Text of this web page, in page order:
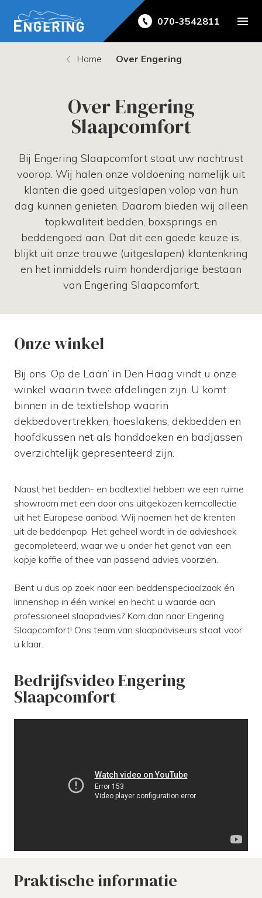
070-3542811
Home Over Engering
Over Engering
Slaapcomfort
Bij Engering Slaapcomfort staat uw nachtrust
voorop. Wij halen onze voldoening namelijk uit
klanten die goed uitgeslapen volop van hun
dag kunnen genieten. Daarom bieden wij alleen
topkwaliteit bedden, boxsprings en
beddengoed aan. Dat dit een goede keuze is,
blijkt uit onze trouwe (uitgeslapen) klantenkring
en het inmiddels ruim honderdjarige bestaan
van Engering Slaapcomfort.
Onze winkel
Bij ons ‘Op de Laan’ in Den Haag vindt u onze
winkel waarin twee afdelingen zijn. U komt
binnen in de textielshop waarin
dekbedovertrekken, hoeslakens, dekbedden en
hoofdkussen net als handdoeken en badjassen
overzichtelijk gepresenteerd zijn.
Naast het bedden- en badtextiel hebben we een ruime
showroom met een door ons uitgekozen kerncollectie
uit het Europese aanbod. Wij noemen het de krenten
uit de beddenpap. Het geheel wordt in de advieshoek
gecompleteerd, waar we u onder het genot van een
kopje koffie of thee van passend advies voorzien.
Bent u dus op zoek naar een beddenspeciaalzaak én
linnenshop in één winkel en hecht u waarde aan
professioneel slaapadvies? Kom dan naar Engering
Slaapcomfort! Ons team van slaapadviseurs staat voor
u klaar.
Bedrijfsvideo Engering
Slaapcomfort
Praktische informatie